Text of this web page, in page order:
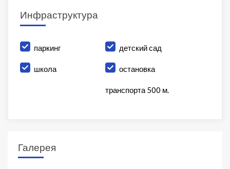
Инфраструктура
паркинг детский сад
школа остановка
транспорта 500 м.
Галерея